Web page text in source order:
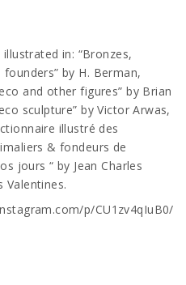
in: “Bronzes,
by H. Berman,
and other figures” by Brian
sculpture” by Victor Arwas,
illustré des
& fondeurs de
jours “ by Jean Charles
Valentines.
p/CU1zv4qIuB0/